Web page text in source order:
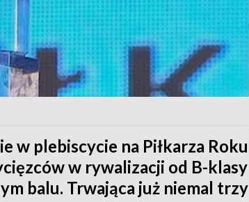
w plebiscycie na Piłkarza Roku
w rywalizacji od B-klasy
balu. Trwająca już niemal trzy